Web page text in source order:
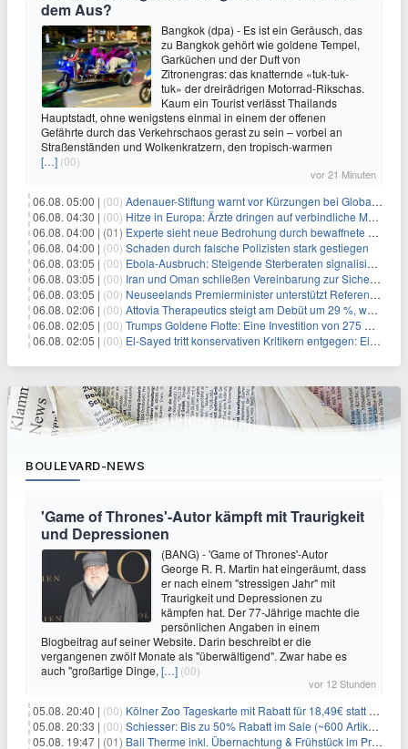
dem Aus?
Bangkok (dpa) - Es ist ein Geräusch, das
zu Bangkok gehört wie goldene Tempel,
Garküchen und der Duft von
Zitronengras: das knatternde «tuk-tuk-
tuk» der dreirädrigen Motorrad-Rikschas.
Kaum ein Tourist verlässt Thailands
Hauptstadt, ohne wenigstens einmal in einem der offenen
Gefährte durch das Verkehrschaos gerast zu sein – vorbei an
Straßenständen und Wolkenkratzern, den tropisch-warmen
[…] (00)
vor 21 Minuten
06.08. 05:00 | (00) Adenauer-Stiftung warnt vor Kürzungen bei Globaler Gesundheit
06.08. 04:30 | (00) Hitze in Europa: Ärzte dringen auf verbindliche Maßnahmen
06.08. 04:00 | (01) Experte sieht neue Bedrohung durch bewaffnete Drohnen
06.08. 04:00 | (00) Schaden durch falsche Polizisten stark gestiegen
06.08. 03:05 | (00) Ebola-Ausbruch: Steigende Sterberaten signalisieren dringenden Bedarf an verbesserter Gesundheitsinfrastruktur
06.08. 03:05 | (00) Iran und Oman schließen Vereinbarung zur Sicherung des Schiffsverkehrs durch die Straße von Hormuz
06.08. 03:05 | (00) Neuseelands Premierminister unterstützt Referendum über das Wahlsystem: Ein Schritt in Richtung verbesserter demokratischer Beteiligung
06.08. 02:06 | (00) Attovia Therapeutics steigt am Debüt um 29 %, was starkes Investorenvertrauen in biotechnologische Innovation signalisiert
06.08. 02:05 | (00) Trumps Goldene Flotte: Eine Investition von 275 Milliarden Dollar in militärische Macht
06.08. 02:05 | (00) El-Sayed tritt konservativen Kritikern entgegen: Ein Blick auf die wirtschaftliche Landschaft
BOULEVARD-NEWS
'Game of Thrones'-Autor kämpft mit Traurigkeit
und Depressionen
(BANG) - 'Game of Thrones'-Autor
George R. R. Martin hat eingeräumt, dass
er nach einem "stressigen Jahr" mit
Traurigkeit und Depressionen zu
kämpfen hat. Der 77-Jährige machte die
persönlichen Angaben in einem
Blogbeitrag auf seiner Website. Darin beschreibt er die
vergangenen zwölf Monate als "überwältigend". Zwar habe es
auch "großartige Dinge, […] (00)
vor 12 Stunden
05.08. 20:40 | (00) Kölner Zoo Tageskarte mit Rabatt für 18,49€ statt 29,50€ – einlösbar bis Dezember
05.08. 20:33 | (00) Schiesser: Bis zu 50% Rabatt im Sale (~600 Artikel zur Auswahl)
05.08. 19:47 | (01) Bali Therme inkl. Übernachtung & Frühstück im Premium Hotel (Bad Oeynhausen) ab 89€ p.P.